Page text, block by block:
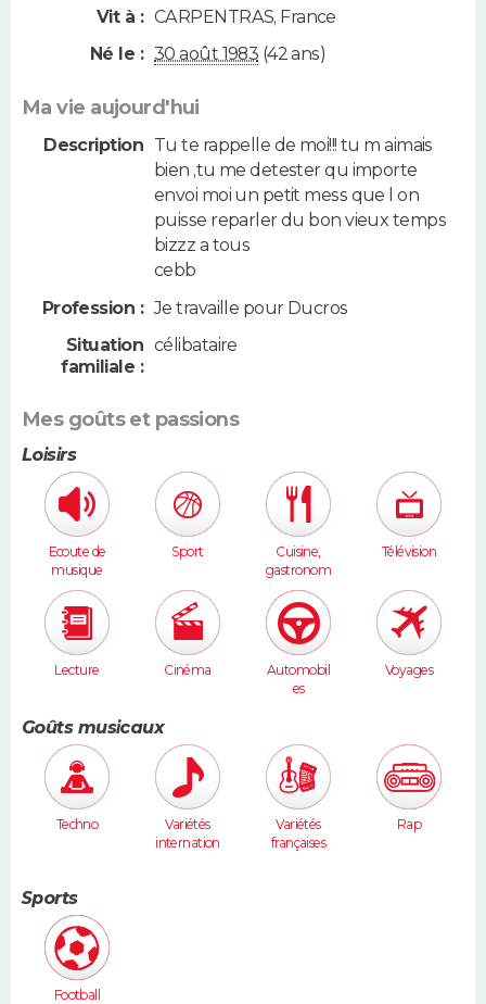
Vit à : CARPENTRAS, France
Né le : 30 août 1983 (42 ans)
Ma vie aujourd'hui
Description Tu te rappelle de moi!!! tu m aimais
bien ,tu me detester qu importe
envoi moi un petit mess que l on
puisse reparler du bon vieux temps
bizzz a tous
cebb
Profession : Je travaille pour Ducros
Situation
familiale :
célibataire
Mes goûts et passions
Loisirs
Ecoute de
musique
Sport
Cuisine,
gastronom
ie
Télévision
Lecture Cinéma
Automobil
es
Voyages
Goûts musicaux
Techno
Variétés
internation
Variétés
françaises
Rap
Sports
Football